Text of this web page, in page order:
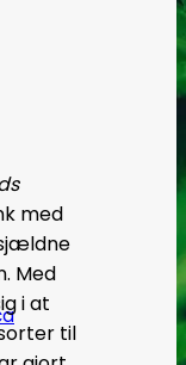
med
Med
i at
til